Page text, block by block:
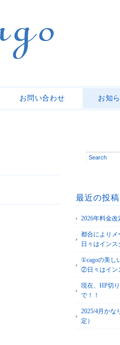
お問い合わせ お知
最近の投稿
2026年料金
都合により
日々はインス
①cagoの美
②日々はイン
現在、HP切
で！！
2025/4月か
定）